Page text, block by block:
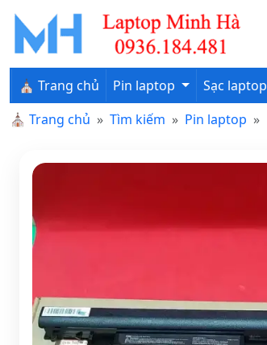
⛪ Trang chủ Pin laptop Sạc laptop
⛪ Trang chủ Tìm kiếm Pin laptop